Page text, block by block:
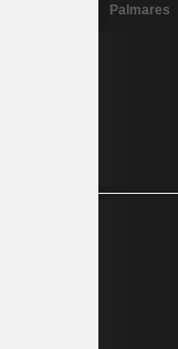
Palmares